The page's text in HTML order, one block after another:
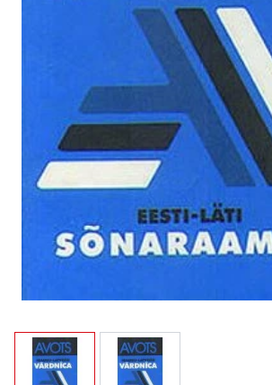
View larger imageView larger image